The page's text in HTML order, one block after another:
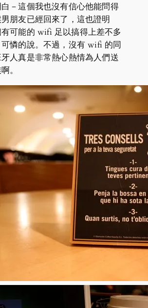
－這個我也沒有信心他能問得
朋友已經回來了，這也證明
可能的 wifi 足以搞得上差不多
憐的說。不過，沒有 wifi 的同
人真是非常熱心熱情為人們送
。